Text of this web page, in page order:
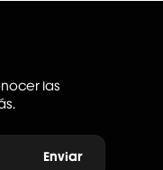
las
Enviar